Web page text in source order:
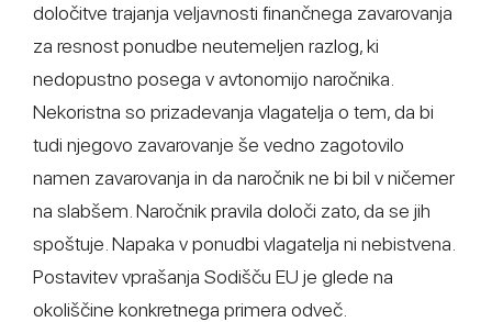
določitve trajanja veljavnosti finančnega zavarovanja
za resnost ponudbe neutemeljen razlog, ki
nedopustno posega v avtonomijo naročnika.
Nekoristna so prizadevanja vlagatelja o tem, da bi
tudi njegovo zavarovanje še vedno zagotovilo
namen zavarovanja in da naročnik ne bi bil v ničemer
na slabšem. Naročnik pravila določi zato, da se jih
spoštuje. Napaka v ponudbi vlagatelja ni nebistvena.
Postavitev vprašanja Sodišču EU je glede na
okoliščine konkretnega primera odveč.